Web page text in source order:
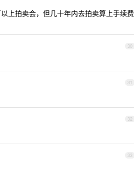
上拍卖会，但几十年内去拍卖算上手续费
30
31
32
33